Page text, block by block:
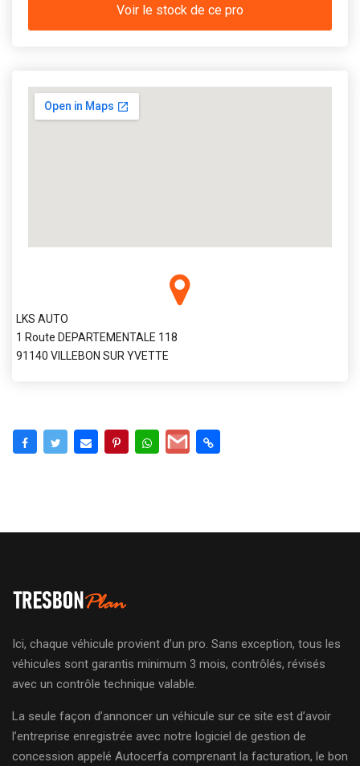
Voir le stock de ce pro
LKS AUTO
1 Route DEPARTEMENTALE 118
91140 VILLEBON SUR YVETTE
Ici, chaque véhicule provient d’un pro. Sans exception, tous les
véhicules sont garantis minimum 3 mois, contrôlés, révisés
avec un contrôle technique valable.
La seule façon d’annoncer un véhicule sur ce site est d’avoir
l’entreprise enregistrée avec notre logiciel de gestion de
concession appelé Autocerfa comprenant la facturation, le bon